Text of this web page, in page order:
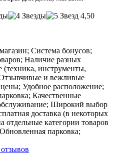
4,50
Система бонусов;
Наличие разных
(техника, инструменты,
и вежливые
Удобное расположение;
Качественные
Широкий выбор
доставка (в некоторых
отдельные категории товаров
парковка;